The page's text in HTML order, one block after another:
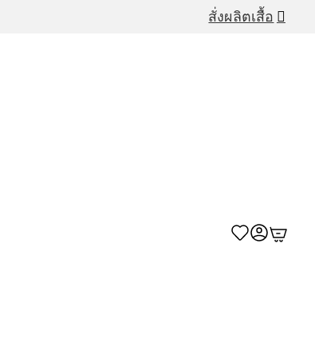
สั่งผลิตเสื้อ